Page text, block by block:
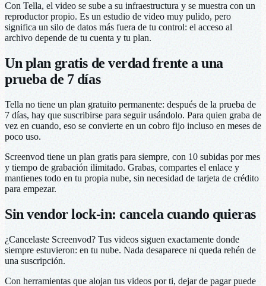
Con Tella, el video se sube a su infraestructura y se muestra con un
reproductor propio. Es un estudio de video muy pulido, pero
significa un silo de datos más fuera de tu control: el acceso al
archivo depende de tu cuenta y tu plan.
Un plan gratis de verdad frente a una
prueba de 7 días
Tella no tiene un plan gratuito permanente: después de la prueba de
7 días, hay que suscribirse para seguir usándolo. Para quien graba de
vez en cuando, eso se convierte en un cobro fijo incluso en meses de
poco uso.
Screenvod tiene un plan gratis para siempre, con 10 subidas por mes
y tiempo de grabación ilimitado. Grabas, compartes el enlace y
mantienes todo en tu propia nube, sin necesidad de tarjeta de crédito
para empezar.
Sin vendor lock-in: cancela cuando quieras
¿Cancelaste Screenvod? Tus videos siguen exactamente donde
siempre estuvieron: en tu nube. Nada desaparece ni queda rehén de
una suscripción.
Con herramientas que alojan tus videos por ti, dejar de pagar puede